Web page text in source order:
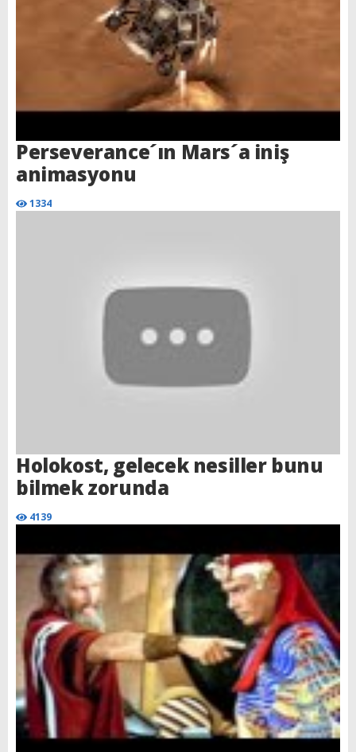
Perseverance´ın Mars´a iniş
animasyonu
1334
Holokost, gelecek nesiller bunu
bilmek zorunda
4139